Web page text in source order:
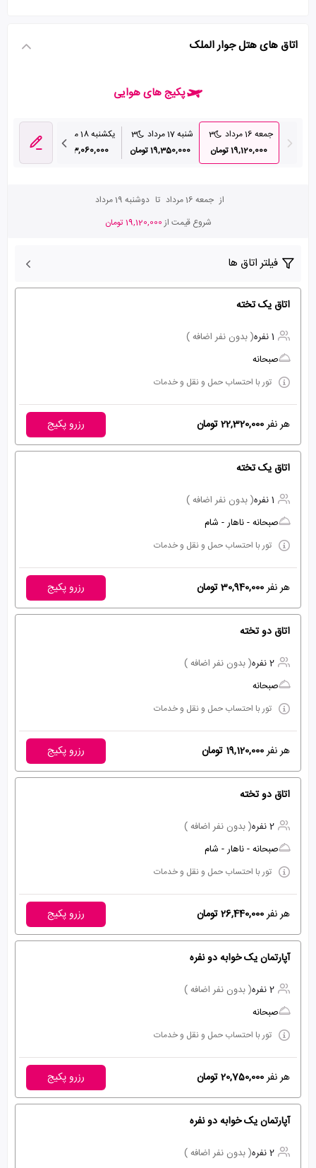
اتاق های هتل جوار الملک
پکیج های هوایی
جمعه 16 مرداد
3
19,120,000 تومان
شنبه 17 مرداد
3
19,350,000 تومان
یکشنبه 18 مرداد
23,060,000 تومان
از جمعه 16 مرداد تا دوشنبه 19 مرداد
شروع قیمت از19,120,000 تومان
فیلتر اتاق ها
اتاق یک تخته
1 نفره
( بدون نفر اضافه )
صبحانه
تور با احتساب حمل و نقل و خدمات
هر نفر22,320,000 تومان رزرو پکیج
اتاق یک تخته
1 نفره
( بدون نفر اضافه )
صبحانه - ناهار - شام
تور با احتساب حمل و نقل و خدمات
هر نفر30,940,000 تومان رزرو پکیج
اتاق دو تخته
2 نفره
( بدون نفر اضافه )
صبحانه
تور با احتساب حمل و نقل و خدمات
هر نفر19,120,000 تومان رزرو پکیج
اتاق دو تخته
2 نفره
( بدون نفر اضافه )
صبحانه - ناهار - شام
تور با احتساب حمل و نقل و خدمات
هر نفر26,440,000 تومان رزرو پکیج
آپارتمان یک خوابه دو نفره
2 نفره
( بدون نفر اضافه )
صبحانه
تور با احتساب حمل و نقل و خدمات
هر نفر20,750,000 تومان رزرو پکیج
آپارتمان یک خوابه دو نفره
2 نفره ( بدون نفر اضافه )